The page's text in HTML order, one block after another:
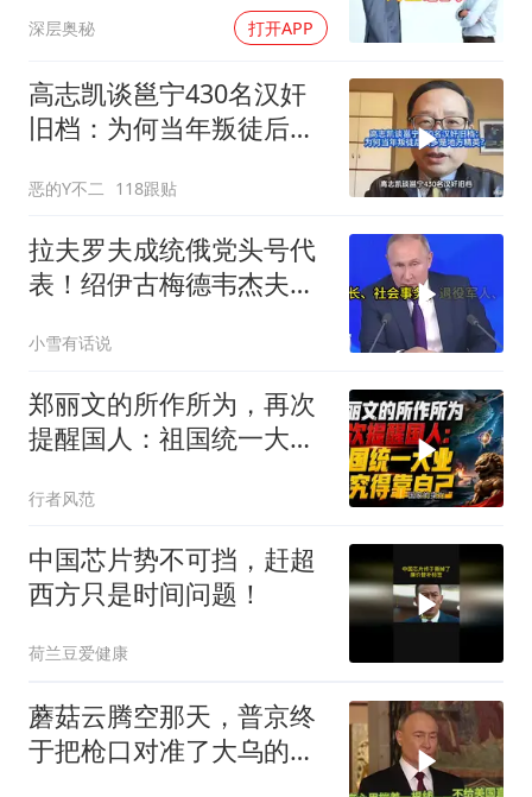
深层奥秘 打开APP
高志凯谈邕宁430名汉奸
旧档：为何当年叛徒后人
恶的Y不二 118跟贴
拉夫罗夫成统俄党头号代
表！绍伊古梅德韦杰夫双
懂了吗
小雪有话说
郑丽文的所作所为，再次
提醒国人：祖国统一大
行者风范
中国芯片势不可挡，赶超
西方只是时间问题！
荷兰豆爱健康
蘑菇云腾空那天，普京终
于把枪口对准了大乌的军